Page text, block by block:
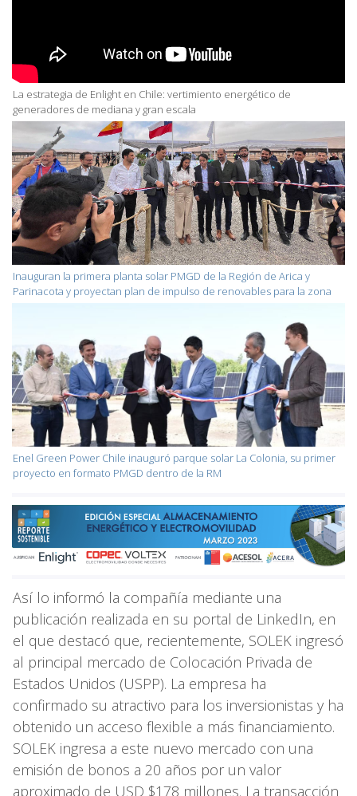
La estrategia de Enlight en Chile: vertimiento energético de
generadores de mediana y gran escala
Inauguran la primera planta solar PMGD de la Región de Arica y
Parinacota y proyectan plan de impulso de renovables para la zona
Enel Green Power Chile inauguró parque solar La Colonia, su primer
proyecto en formato PMGD dentro de la RM
Así lo informó la compañía mediante una
publicación realizada en su portal de LinkedIn, en
el que destacó que, recientemente, SOLEK ingresó
al principal mercado de Colocación Privada de
Estados Unidos (USPP). La empresa ha
confirmado su atractivo para los inversionistas y ha
obtenido un acceso flexible a más financiamiento.
SOLEK ingresa a este nuevo mercado con una
emisión de bonos a 20 años por un valor
aproximado de USD $178 millones. La transacción